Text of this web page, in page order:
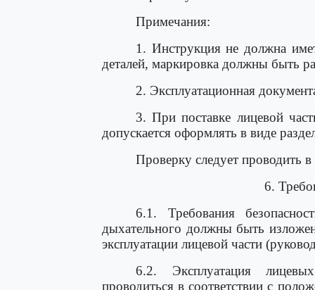
Примечания:
1. Инструкция не должна
деталей, маркировка должны быть
2. Эксплуатационная
3. При поставке лицевой
допускается оформлять в виде
Проверку следует проводить
6.
6.1. Требования
дыхательного должны быть
эксплуатации лицевой части
6.2. Эксплуатация
проводиться в соответствии с